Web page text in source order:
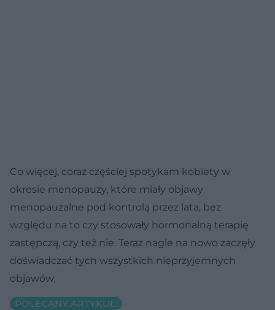
Co więcej, coraz częściej spotykam kobiety w
okresie menopauzy, które miały objawy
menopauzalne pod kontrolą przez lata, bez
względu na to czy stosowały hormonalną terapię
zastępczą, czy też nie. Teraz nagle na nowo zaczęły
doświadczać tych wszystkich nieprzyjemnych
objawów.
POLECANY ARTYKUŁ: